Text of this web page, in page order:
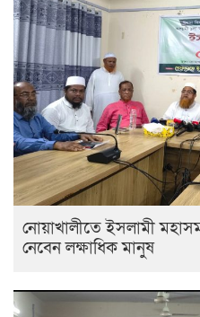
নোয়াখালীতে ইসলামী
নেবেন লক্ষাধিক মানুষ